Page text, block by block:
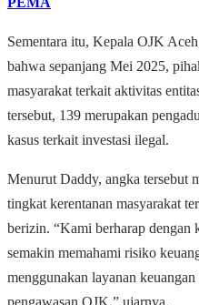
Sementara itu, Kepala OJK
bahwa sepanjang Mei 2025,
masyarakat terkait aktivitas
tersebut, 139 merupakan
kasus terkait investasi ilegal.
Menurut Daddy, angka tersebut
tingkat kerentanan masyarakat
berizin. “Kami berharap dengan
semakin memahami risiko
menggunakan layanan